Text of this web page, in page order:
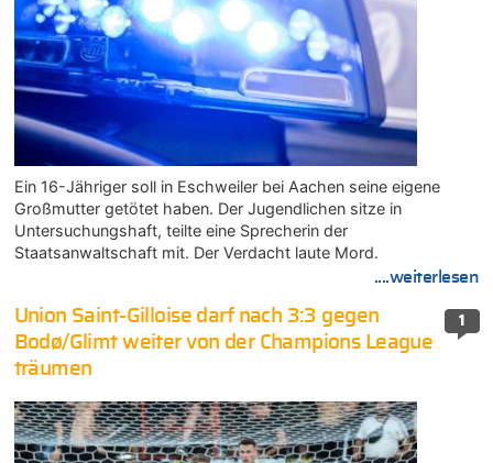
Ein 16-Jähriger soll in Eschweiler bei Aachen seine eigene
Großmutter getötet haben. Der Jugendlichen sitze in
Untersuchungshaft, teilte eine Sprecherin der
Staatsanwaltschaft mit. Der Verdacht laute Mord.
....weiterlesen
1
Union Saint-Gilloise darf nach 3:3 gegen
Bodø/Glimt weiter von der Champions League
träumen